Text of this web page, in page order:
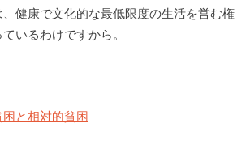
健康で文化的な最低限度の生活を営む権
いるわけですから。
と相対的貧困